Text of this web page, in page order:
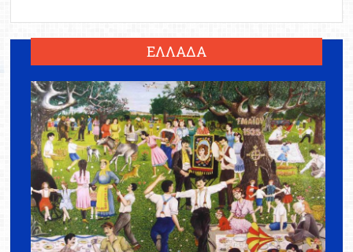
ΕΛΛΑΔΑ